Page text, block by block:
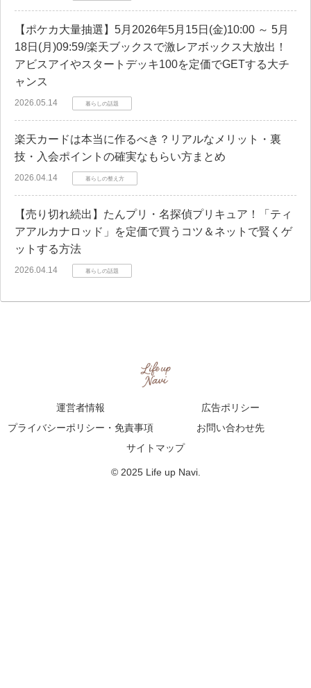
【ポケカ大量抽選】5月2026年5月15日(金)10:00 ～ 5月
18日(月)09:59/楽天ブックスで激レアボックス大放出！
アビスアイやスタートデッキ100を定価でGETする大チ
ャンス
2026.05.14 暮らしの話題
楽天カードは本当に作るべき？リアルなメリット・裏
技・入会ポイントの確実なもらい方まとめ
2026.04.14 暮らしの整え方
【売り切れ続出】たんプリ・名探偵プリキュア！「ティ
アアルカナロッド」を定価で買うコツ＆ネットで賢くゲ
ットする方法
2026.04.14 暮らしの話題
運営者情報
広告ポリシー
プライバシーポリシー・免責事項
お問い合わせ先
サイトマップ
© 2025 Life up Navi.